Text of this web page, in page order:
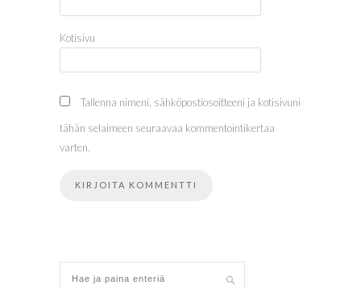
Kotisivu
Tallenna nimeni, sähköpostiosoitteeni ja kotisivuni
tähän selaimeen seuraavaa kommentointikertaa
varten.